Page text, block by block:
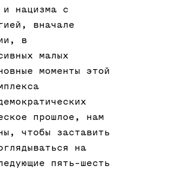
и нацизма с
вначале
в
малых
моменты этой
прошлое, нам
чтобы заставить
на
пять-шесть